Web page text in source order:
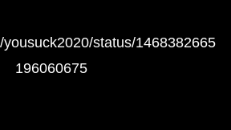
status/1468382665
196060675